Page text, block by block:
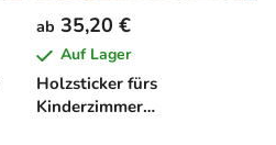
Holzsticker fürs
Kinderzimmer
ab 35,20 €
Auf Lager